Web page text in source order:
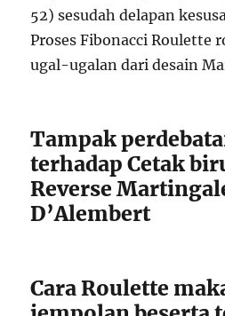
52) sesudah delapan
Proses Fibonacci Roulette
ugal-ugalan dari desain
Tampak
terhadap Cetak
Reverse
D’Alembert
Cara Roulette